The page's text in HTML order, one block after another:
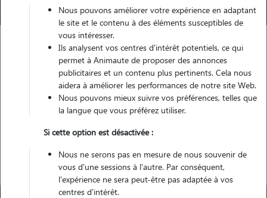
Garde animaux France Auvergne-Rhône-Alpes
Ain
Montluel
Nos gardiens à Montluel
Nous pouvons améliorer votre expérience en adaptant
le site et le contenu à des éléments susceptibles de
vous intéresser.
Ils analysent vos centres d'intérêt potentiels, ce qui
permet à Animaute de proposer des annonces
publicitaires et un contenu plus pertinents. Cela nous
aidera à améliorer les performances de notre site Web.
Nous pouvons mieux suivre vos préférences, telles que
la langue que vous préférez utiliser.
Si cette option est désactivée :
Nous ne serons pas en mesure de nous souvenir de
vous d'une sessions à l'autre. Par conséquent,
l'expérience ne sera peut-être pas adaptée à vos
centres d'intérêt.